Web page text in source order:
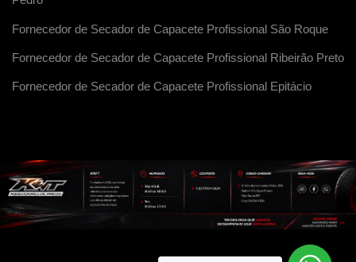
Fornecedor de Secador de Capacete Profissional São Roque
Fornecedor de Secador de Capacete Profissional Ribeirão Preto
Fornecedor de Secador de Capacete Profissional Epitácio